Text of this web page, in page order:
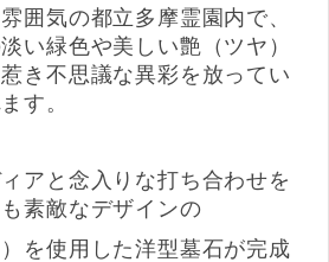
囲気の都立多摩霊園内で、
い緑色や美しい艶（ツヤ）
き不思議な異彩を放ってい
す。
アと念入りな打ち合わせを
素敵なデザインの
を使用した洋型墓石が完成